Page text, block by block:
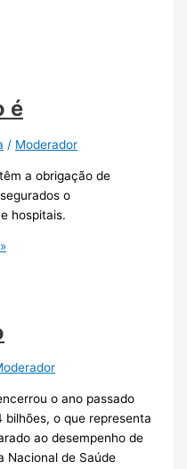
é
/ Moderador
a obrigação de
o
hospitais.
o ano passado
o que representa
ao desempenho de
Nacional de Saúde